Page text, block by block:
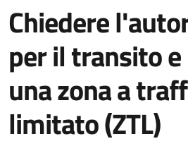
Chiedere
per il transito
una zona a
limitato (ZTL)